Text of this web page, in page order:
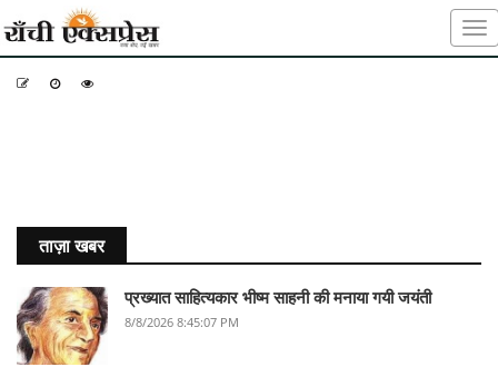
ताज़ा खबर
प्रख्यात साहित्यकार भीष्म साहनी की मनाया गयी जयंती
8/8/2026 8:45:07 PM